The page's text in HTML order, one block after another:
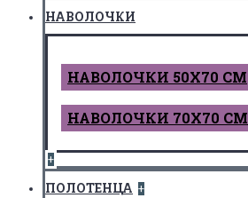
НАВОЛОЧКИ
НАВОЛОЧКИ 50Х70 СМ
НАВОЛОЧКИ 70Х70 СМ
+
ПОЛОТЕНЦА +